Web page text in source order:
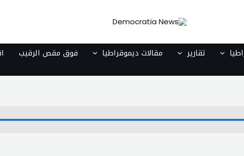
تقارير مقالات ديموقراطيا فوق مقص الرقيب